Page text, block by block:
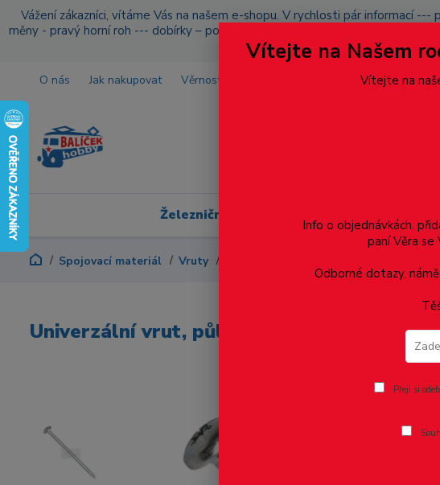
Vážení zákazníci, vítáme Vás na našem e-shopu. V rychlosti pár informací
měny - pravý horní roh --- dobírky – pokud si z nějakého důvodu zásilku
O nás Jak nakupovat Věrnostní program Doprava a platba Více
Železniční modelářství Dárkové
Spojovací materiál Vruty
Univerzální vrut, půlkulatá hlava, celý
Vítejte na Našem
Vítejte na
Info o objednávkách,
paní Věra se
Odborné dotazy,
Přeji si